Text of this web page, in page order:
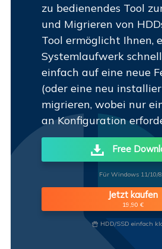
zu bedienendes Tool
und Migrieren von
Tool ermöglicht Ihnen,
Systemlaufwerk
einfach auf eine neue
(oder eine neu
migrieren, wobei nur
an Konfiguration
Free
Für Windows 11/10/
Jetzt kaufen
19,90 €
 HDD/SSD einfach